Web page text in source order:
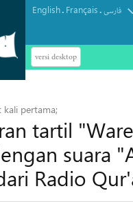
English. Français.فارسی
versi desktop
pertama;
tartil
suara
Radio